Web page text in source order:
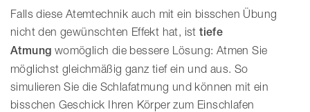
Falls diese Atemtechnik auch mit ein bisschen Übung
nicht den gewünschten Effekt hat, isttiefe
Atmung womöglich die bessere Lösung: Atmen Sie
möglichst gleichmäßig ganz tief ein und aus. So
simulieren Sie die Schlafatmung und können mit ein
bisschen Geschick Ihren Körper zum Einschlafen